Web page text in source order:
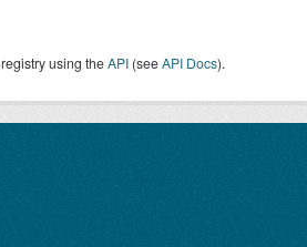
using theAPI (seeAPI Docs).